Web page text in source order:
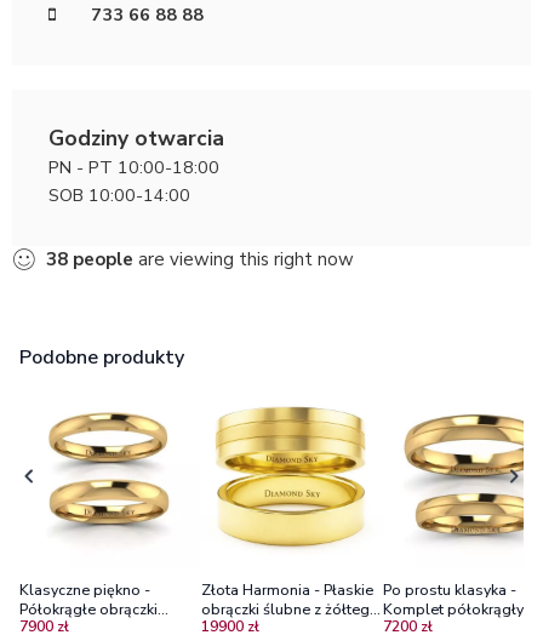
733 66 88 88
Godziny otwarcia
PN - PT 10:00-18:00
SOB 10:00-14:00
38 people are viewing this right now
Podobne produkty
Klasyczne piękno -
Półokrągłe obrączki
ślubne z żółtego złota,
7900 zł
Złota Harmonia - Płaskie
obrączki ślubne z żółtego
złota
19900 zł
Po prostu klasyka -
Komplet półokrągłych
obrączek z żółtego
7200 zł